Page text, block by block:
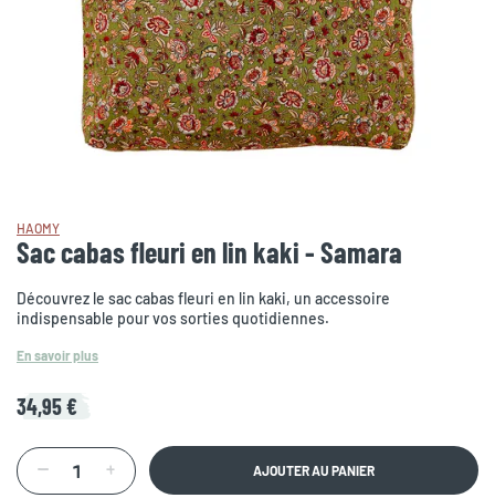
HAOMY
Sac cabas fleuri en lin kaki - Samara
Découvrez le sac cabas fleuri en lin kaki, un accessoire
indispensable pour vos sorties quotidiennes.
En savoir plus
34,95 €
AJOUTER AU PANIER